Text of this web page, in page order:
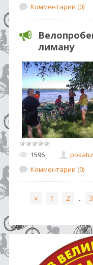
Комментарии (0)
лиману
1596
Комментарии (0)
« 1 2 ...